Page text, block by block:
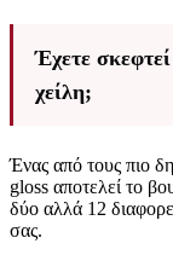
Έχετε
χείλη;
Ένας από τους πιο
gloss αποτελεί το
δύο αλλά 12
σας.